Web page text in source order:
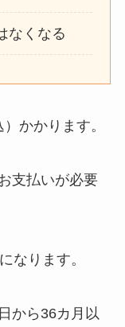
なくなる
かかります。
支払いが必要
なります。
から36カ月以